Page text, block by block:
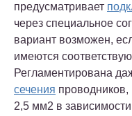
предусматривает
через специальное
вариант возможен,
имеются
Регламентирована
сечения проводников,
2,5 мм2 в